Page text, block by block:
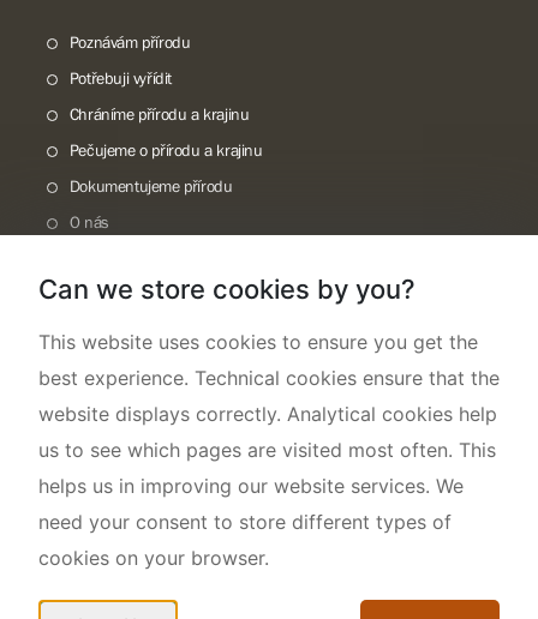
Poznávám přírodu
Potřebuji vyřídit
Chráníme přírodu a krajinu
Pečujeme o přírodu a krajinu
Dokumentujeme přírodu
O nás
Can we store cookies by you?
This website uses cookies to ensure you get the
best experience. Technical cookies ensure that the
website displays correctly. Analytical cookies help
us to see which pages are visited most often. This
helps us in improving our website services. We
need your consent to store different types of
cookies on your browser.